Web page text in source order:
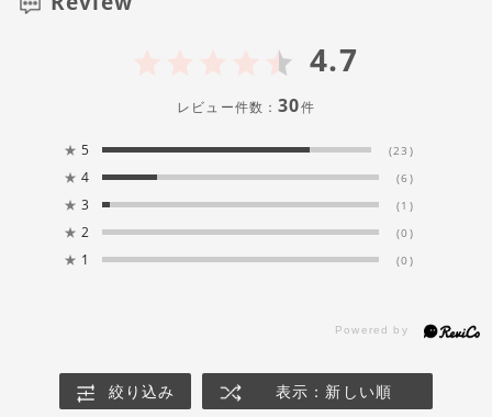
4.7
レビュー件数：30件
★ 5 (23)
★ 4 (6)
★ 3 (1)
★ 2 (0)
★ 1 (0)
絞り込み 表示：新しい順